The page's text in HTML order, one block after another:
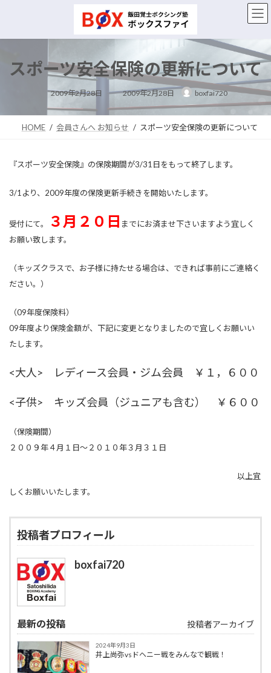
ン
プ
ー
動
スポーツ安全保険の更新について
2009年2月28日
終
新
日
時
:
2009年2月28日 boxfai720
HOME 会員さんへ お知らせ スポーツ安全保険の更新について
『スポーツ安全保険』の保険期間が3/31日をもって終了します。
3/1より、2009年度の保険更新手続きを開始いたします。
受付にて。 ３月２０日 までにお済ませ下さいますよう宜しく
お願い致します。
（キッズクラスで、お子様に持たせる場合は、できれば事前にご連絡く
ださい。）
（09年度保険料）
09年度より保険金額が、下記に変更となりましたので宜しくお願いい
たします。
<大人> レディース会員・ジム会員 ￥１，６００
<子供> キッズ会員（ジュニアも含む） ￥６００
（保険期間）
２００９年４月１日～２０１０年３月３１日
以上宜
しくお願いいたします。
投稿者プロフィール
boxfai720
最新の投稿 投稿者アーカイブ
2024年9月3日
井上尚弥vsドヘニー戦をみんなで観戦！